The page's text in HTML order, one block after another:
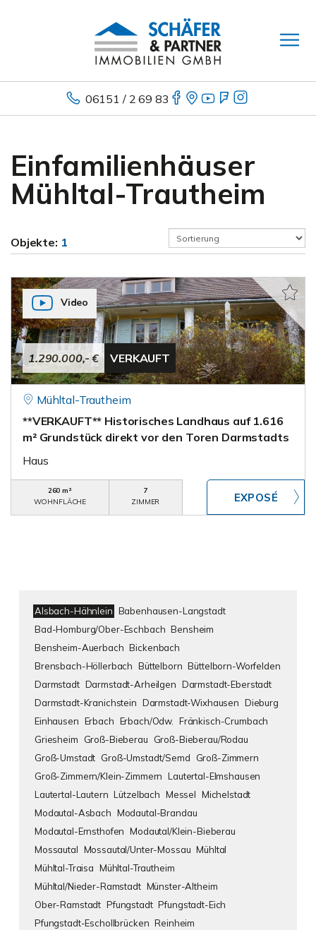
06151 / 2 69 83
Einfamilienhäuser
Mühltal-Trautheim
Objekte: 1
1.290.000,- € VERKAUFT
Video
Mühltal-Trautheim
**VERKAUFT** Historisches Landhaus auf 1.616
m² Grundstück direkt vor den Toren Darmstadts
Haus
260 m²
WOHNFLÄCHE
7
ZIMMER
Alsbach-Hähnlein Babenhausen-Langstadt
Bad-Homburg/Ober-Eschbach Bensheim
Bensheim-Auerbach Bickenbach
Brensbach-Höllerbach Büttelborn Büttelborn-Worfelden
Darmstadt Darmstadt-Arheilgen Darmstadt-Eberstadt
Darmstadt-Kranichstein Darmstadt-Wixhausen Dieburg
Einhausen Erbach Erbach/Odw.
Fränkisch-Crumbach
Griesheim
Groß-Bieberau
Groß-Bieberau/Rodau
Groß-Umstadt Groß-Umstadt/Semd
Groß-Zimmern
Groß-Zimmern/Klein-Zimmern Lautertal-Elmshausen
Lautertal-Lautern Lützelbach Messel Michelstadt
Modautal-Asbach Modautal-Brandau
Modautal-Ernsthofen Modautal/Klein-Bieberau
Mossautal Mossautal/Unter-Mossau Mühltal
Mühltal-Traisa Mühltal-Trautheim
Mühltal/Nieder-Ramstadt Münster-Altheim
Ober-Ramstadt Pfungstadt Pfungstadt-Eich
Pfungstadt-Eschollbrücken Reinheim